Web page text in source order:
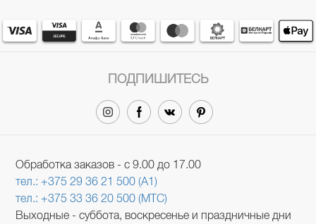
ПОДПИШИТЕСЬ
Обработка заказов - с 9.00 до 17.00
тел.: +375 29 36 21 500 (A1)
тел.: +375 33 36 20 500 (МТС)
Выходные - суббота, воскресенье и праздничные дни